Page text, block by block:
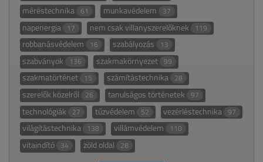
méréstechnika 61 munkavédelem 37
napenergia 17 nem csak villanyszerelőknek 119
robbanásvédelem 16 szabályozás 13
szabványok 136 szakmakörnyezet 99
szakmatörténet 15 számítástechnika 28
szerelők közelről 26 tanulságos történetek 97
technológiák 27 tűzvédelem 52 vezérléstechnika 97
világítástechnika 138 villámvédelem 110
vitaindító 34 zöld oldal 28